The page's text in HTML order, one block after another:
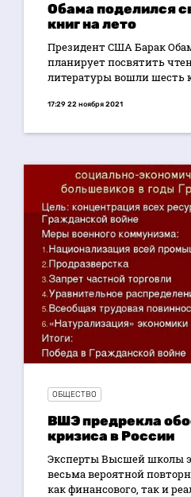
Обама поделился
книг на лето
Президент США Барак
планирует посвятить
литературы вошли шесть
17:29 22 ноября 2021
ОБЩЕСТВО
ВШЭ предрекла
кризиса в России
Эксперты Высшей школы
весьма вероятной
как финансового, так и